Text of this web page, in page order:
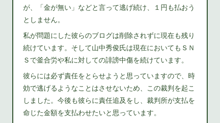
が、「金が無い」などと言って逃げ続け、１円も払おう
としません。
私が問題にした彼らのブログは削除されずに現在も残り
続けています。そして山中秀俊氏は現在においてもＳＮ
Ｓで釜合労や私に対しての誹謗中傷を続けています。
彼らには必ず責任をとらせようと思っていますので、時
効で逃げるようなことはさせないため、この裁判を起こ
しました。今後も彼らに責任追及をし、裁判所が支払を
命じた金額を支払わせたいと思っています。